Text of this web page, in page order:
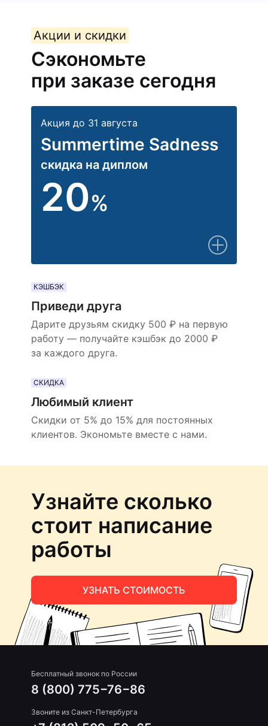
Акции и скидки
Сэкономьте
при заказе сегодня
Акция до 31 августа
Summertime Sadness
скидка на диплом
20%
КЭШБЭК
Приведи друга
Дарите друзьям скидку 500 ₽ на первую
работу — получайте кэшбэк до 2000 ₽
за каждого друга.
СКИДКА
Любимый клиент
Скидки от 5% до 15% для постоянных
клиентов. Экономьте вместе с нами.
Узнайте сколько
стоит написание
работы
УЗНАТЬ СТОИМОСТЬ
Бесплатный звонок по России
8 (800) 775−76−86
Звоните из Санкт-Петербурга